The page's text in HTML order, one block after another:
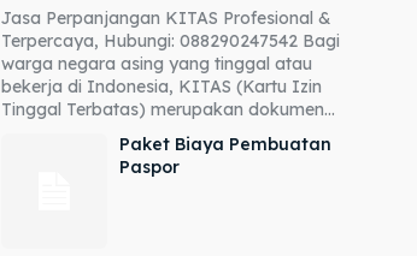
Jasa Perpanjangan KITAS Profesional &
Terpercaya, Hubungi: 088290247542 Bagi
warga negara asing yang tinggal atau
bekerja di Indonesia, KITAS (Kartu Izin
Tinggal Terbatas) merupakan dokumen...
Paket Biaya Pembuatan
Paspor